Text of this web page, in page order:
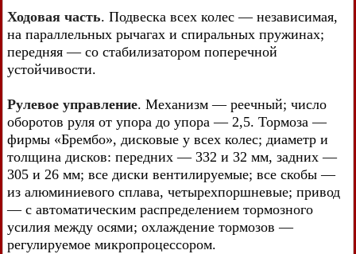
Ходовая часть. Подвеска всех колес — независимая,
на параллельных рычагах и спиральных пружинах;
передняя — со стабилизатором поперечной
устойчивости.
Рулевое управление. Механизм — реечный; число
оборотов руля от упора до упора — 2,5. Тормоза —
фирмы «Брембо», дисковые у всех колес; диаметр и
толщина дисков: передних — 332 и 32 мм, задних —
305 и 26 мм; все диски вентилируемые; все скобы —
из алюминиевого сплава, четырехпоршневые; привод
— с автоматическим распределением тормозного
усилия между осями; охлаждение тормозов —
регулируемое микропроцессором.